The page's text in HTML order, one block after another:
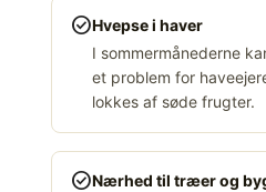
check_circleHvepse i haver
I sommermånederne
et problem for
lokkes af søde frugter.
check_circleNærhed til træer og